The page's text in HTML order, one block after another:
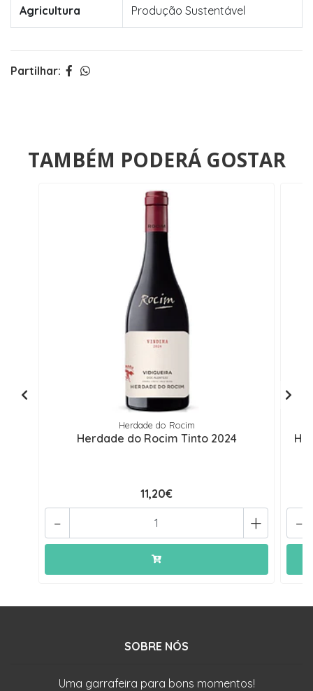
Agricultura Produção Sustentável
Partilhar:
TAMBÉM PODERÁ GOSTAR
Herdade do Rocim
Herdade do Rocim Tinto 2024
11,20€
+
- -
SOBRE NÓS
Uma garrafeira para bons momentos!